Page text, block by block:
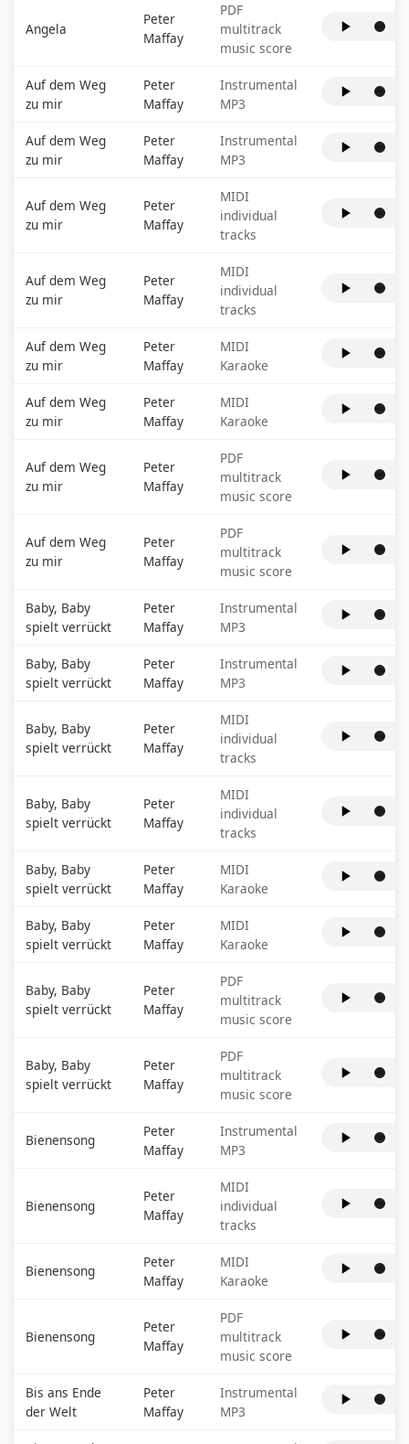
Angela
Peter
Maffay
PDF
multitrack
music score
Auf dem Weg
zu mir
Peter
Maffay
Instrumental
MP3
Auf dem Weg
zu mir
Peter
Maffay
Instrumental
MP3
Auf dem Weg
zu mir
Peter
Maffay
MIDI
individual
tracks
Auf dem Weg
zu mir
Peter
Maffay
MIDI
individual
tracks
Auf dem Weg
zu mir
Peter
Maffay
MIDI
Karaoke
Auf dem Weg
zu mir
Peter
Maffay
MIDI
Karaoke
Auf dem Weg
zu mir
Peter
Maffay
PDF
multitrack
music score
Auf dem Weg
zu mir
Peter
Maffay
PDF
multitrack
music score
Baby, Baby
spielt verrückt
Peter
Maffay
Instrumental
MP3
Baby, Baby
spielt verrückt
Peter
Maffay
Instrumental
MP3
Baby, Baby
spielt verrückt
Peter
Maffay
MIDI
individual
tracks
Baby, Baby
spielt verrückt
Peter
Maffay
MIDI
individual
tracks
Baby, Baby
spielt verrückt
Peter
Maffay
MIDI
Karaoke
Baby, Baby
spielt verrückt
Peter
Maffay
MIDI
Karaoke
Baby, Baby
spielt verrückt
Peter
Maffay
PDF
multitrack
music score
Baby, Baby
spielt verrückt
Peter
Maffay
PDF
multitrack
music score
Bienensong
Peter
Maffay
Instrumental
MP3
Bienensong
Peter
Maffay
MIDI
individual
tracks
Bienensong
Peter
Maffay
MIDI
Karaoke
Bienensong
Peter
Maffay
PDF
multitrack
music score
Bis ans Ende
der Welt
Peter
Maffay
Instrumental
MP3